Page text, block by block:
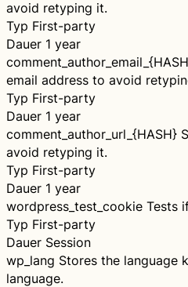
avoid retyping it.
Typ First-party
Dauer 1 year
email address to avoid
Typ First-party
Dauer 1 year
comment_author_url_{HASH}
avoid retyping it.
Typ First-party
Dauer 1 year
wordpress_test_cookie Tests
Typ First-party
Dauer Session
wp_lang Stores the language
language.